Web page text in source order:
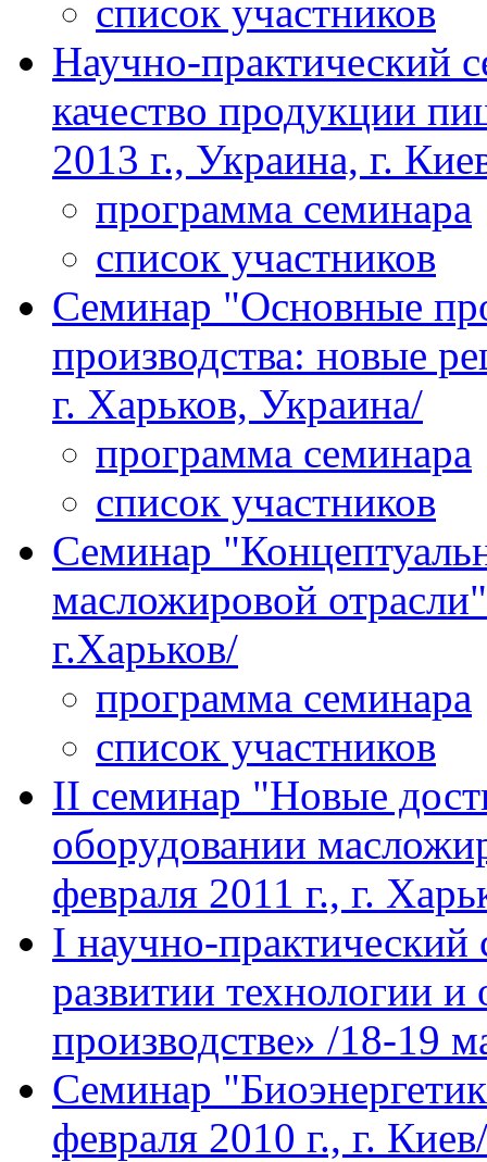
список участников
Научно-практический
качество продукции
2013 г., Украина, г.
программа семинара
список участников
Семинар "Основные
производства: новые
г. Харьков, Украина/
программа семинара
список участников
Семинар
масложировой
г.Харьков/
программа семинара
список участников
II семинар "Новые
оборудовании
февраля 2011 г., г.
I научно-
развитии технологии
производстве» /18-19
Семинар
февраля 2010 г., г. Киев/